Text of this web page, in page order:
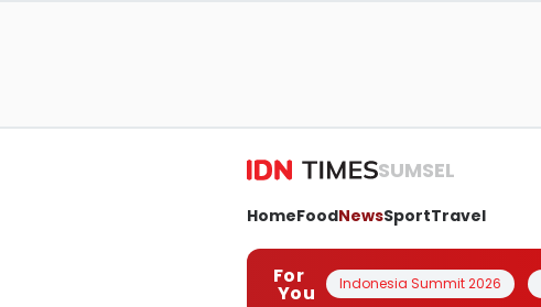
SUMSEL
HomeFoodNewsSportTravel
For
You Indonesia Summit 2026